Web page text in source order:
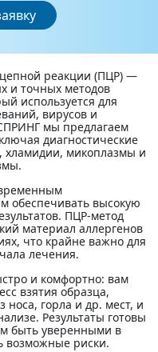
реакции (ПЦР) —
и точных методов
используется для
вирусов и
мы предлагаем
диагностические
хламидии, микоплазмы и
обеспечивать высокую
ПЦР-метод
материал аллергенов
что крайне важно для
лечения.
и комфортно: вам
взятия образца,
носа, горла и др. мест, и
Результаты готовы
быть уверенными в
возможные риски.